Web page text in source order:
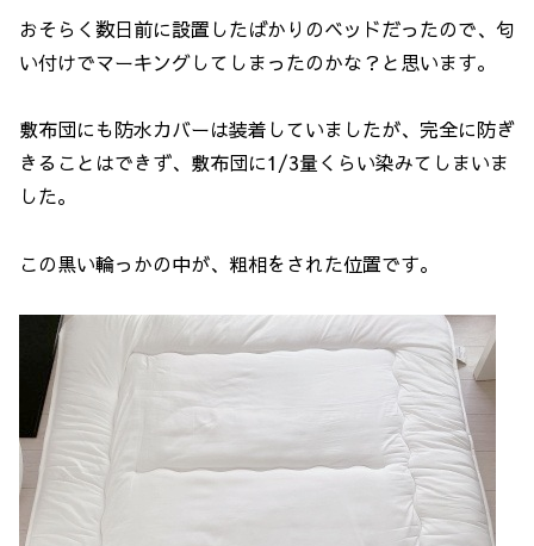
おそらく数日前に設置したばかりのベッドだったので、匂
い付けでマーキングしてしまったのかな？と思います。
敷布団にも防水カバーは装着していましたが、完全に防ぎ
きることはできず、敷布団に1/3量くらい染みてしまいま
した。
この黒い輪っかの中が、粗相をされた位置です。